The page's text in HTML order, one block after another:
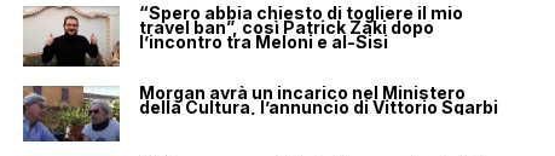
“Spero abbia chiesto di togliere il mio
travel ban”, così Patrick Zaki dopo
l’incontro tra Meloni e al-Sisi
Morgan avrà un incarico nel Ministero
della Cultura, l’annuncio di Vittorio Sgarbi